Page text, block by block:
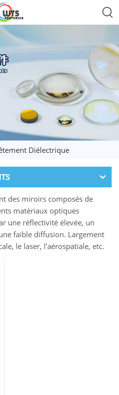
Diélectrique
des miroirs composés de
matériaux optiques
une réflectivité élevée, un
faible diffusion. Largement
le laser, l'aérospatiale, etc.